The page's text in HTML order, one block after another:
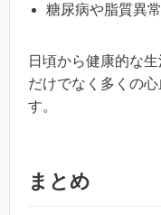
糖尿病や脂質異
日頃から健康的な
だけでなく多くの
す。
まとめ